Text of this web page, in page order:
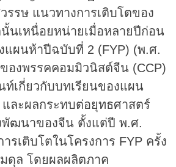
รรษ แนวทางการเติบโตของ
นั้นเหนื่อยหน่ายเมื่อหลายปีก่อน
แผนห้าปีฉบับที่ 2 (FYP) (พ.ศ.
องพรรคคอมมิวนิสต์จีน (CCP)
ท์เกี่ยวกับบทเรียนของแผน
ละผลกระทบต่อยุทธศาสตร์
ฒนาของจีน ตั้งแต่ปี พ.ศ.
รเติบโตในโครงการ FYP ครั้ง
ดุล โดยผลผลิตภาค